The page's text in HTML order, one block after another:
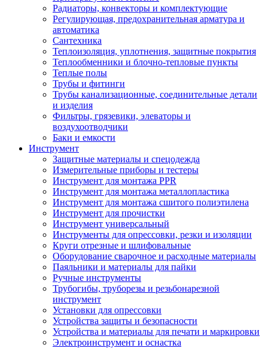
Радиаторы, конвекторы и комплектующие
Регулирующая, предохранительная арматура и
автоматика
Сантехника
Теплоизоляция, уплотнения, защитные покрытия
Теплообменники и блочно-тепловые пункты
Теплые полы
Трубы и фитинги
Трубы канализационные, соединительные детали
и изделия
Фильтры, грязевики, элеваторы и
воздухоотводчики
Баки и емкости
Инструмент
Защитные материалы и спецодежда
Измерительные приборы и тестеры
Инструмент для монтажа PPR
Инструмент для монтажа металлопластика
Инструмент для монтажа сшитого полиэтилена
Инструмент для прочистки
Инструмент универсальный
Инструменты для опрессовки, резки и изоляции
Круги отрезные и шлифовальные
Оборудование сварочное и расходные материалы
Паяльники и материалы для пайки
Ручные инструменты
Трубогибы, труборезы и резьбонарезной
инструмент
Установки для опрессовки
Устройства защиты и безопасности
Устройства и материалы для печати и маркировки
Электроинструмент и оснастка